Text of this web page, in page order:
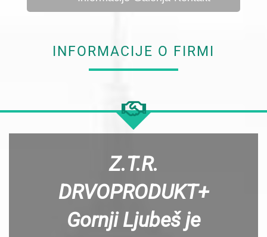
INFORMACIJE O FIRMI
Z.T.R.
DRVOPRODUKT+
Gornji Ljubeš je